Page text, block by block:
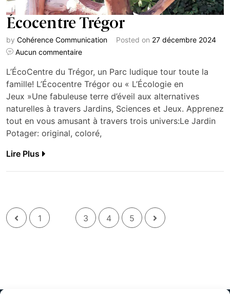
Écocentre Trégor
by Cohérence Communication Posted on 27 décembre 2024
Aucun commentaire
L’ÉcoCentre du Trégor, un Parc ludique tour toute la
famille! L’Écocentre Trégor ou « L’Écologie en
Jeux »Une fabuleuse terre d’éveil aux alternatives
naturelles à travers Jardins, Sciences et Jeux. Apprenez
tout en vous amusant à travers trois univers:Le Jardin
Potager: original, coloré,
Lire Plus
1 3 4 5